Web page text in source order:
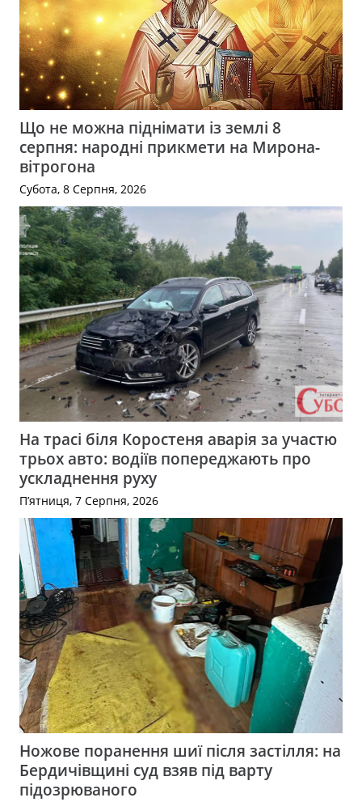
Що не можна піднімати із землі 8
серпня: народні прикмети на Мирона-
вітрогона
Субота, 8 Серпня, 2026
На трасі біля Коростеня аварія за участю
трьох авто: водіїв попереджають про
ускладнення руху
П’ятниця, 7 Серпня, 2026
Ножове поранення шиї після застілля: на
Бердичівщині суд взяв під варту
підозрюваного